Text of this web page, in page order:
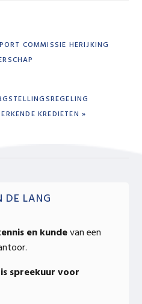
COMMISSIE HERIJKING
KREDIETEN »
DE LANG
en kundevan een
spreekuur voor